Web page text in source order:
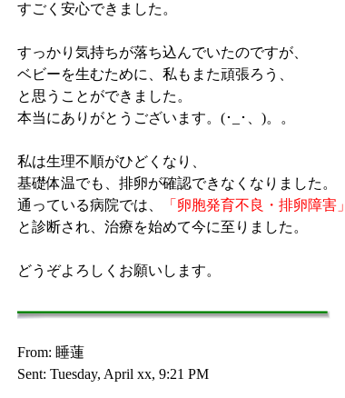
すごく安心できました。
すっかり気持ちが落ち込んでいたのですが、
ベビーを生むために、私もまた頑張ろう、
と思うことができました。
本当にありがとうございます。(･_･、)。。
私は生理不順がひどくなり、
基礎体温でも、排卵が確認できなくなりました。
通っている病院では、
「卵胞発育不良・排卵障害」
と診断され、治療を始めて今に至りました。
どうぞよろしくお願いします。
From: 睡蓮
Sent: Tuesday, April xx, 9:21 PM